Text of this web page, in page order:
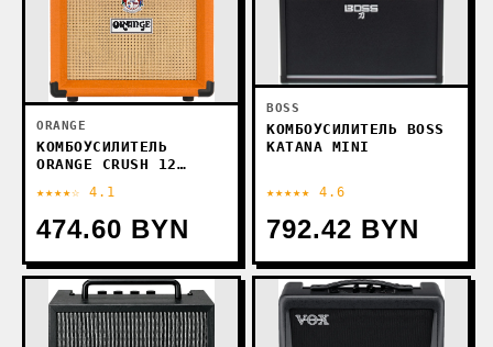
ORANGE
КОМБОУСИЛИТЕЛЬ
ORANGE CRUSH 12
★★★★☆ 4.1
474.60 BYN
BOSS
КОМБОУСИЛИТЕЛЬ BOSS
KATANA MINI
★★★★★ 4.6
792.42 BYN